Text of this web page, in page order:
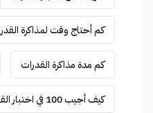
كم أحتاج وقت لمذاكرة
كم مدة مذاكرة القدرات
كيف أجيب 100 في اختبار القدرات